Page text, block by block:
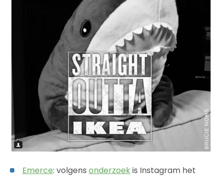
Emerce: volgens onderzoekis Instagram het